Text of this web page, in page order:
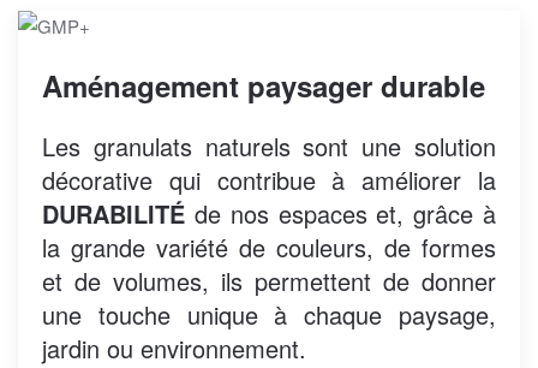
Aménagement paysager durable
Les granulats naturels sont une solution
décorative qui contribue à améliorer la
DURABILITÉ de nos espaces et, grâce à
la grande variété de couleurs, de formes
et de volumes, ils permettent de donner
une touche unique à chaque paysage,
jardin ou environnement.